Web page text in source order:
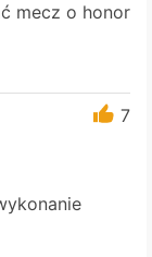
mecz o honor
7